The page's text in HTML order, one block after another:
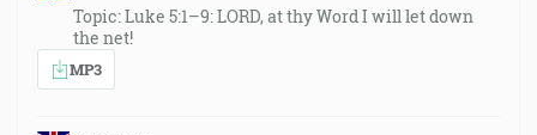
Topic: Luke 5:1–9: LORD, at thy Word I will let down
the net!
MP3